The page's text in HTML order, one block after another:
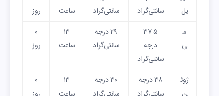
یل
سانتی‌گراد
سانتی‌گراد
ساعت
روز
م
ی
۳۷.۵
درجه
سانتی‌گراد
۲۹ درجه
سانتی‌گراد
۱۳
ساعت
۰
روز
ژوئ
۳۸ درجه
۳۰ درجه
۱۳
۰